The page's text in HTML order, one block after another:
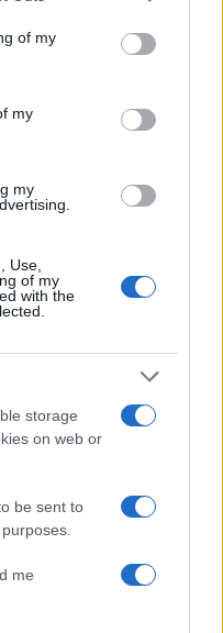
You may click to
its third-party tags to
in below Google
of my
my
my
Use,
of my
with the
storage
on web or
be sent to
me
συμφωνίας
εμπιστοσύνης» η
GSI
από
μιας άλλης
Μητσοτάκης
Καρυστιανού:
Ιωαννίδου
από μια
αδερφός
του
και ακόμη 20
αιχμές για